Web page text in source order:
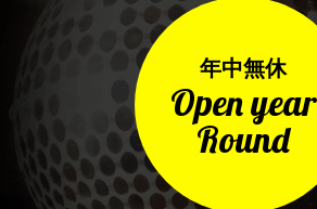
年中無休
Open year
Round